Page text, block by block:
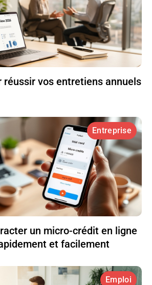
réussir vos entretiens annuels
Entreprise
un micro-crédit en ligne
et facilement
Emploi